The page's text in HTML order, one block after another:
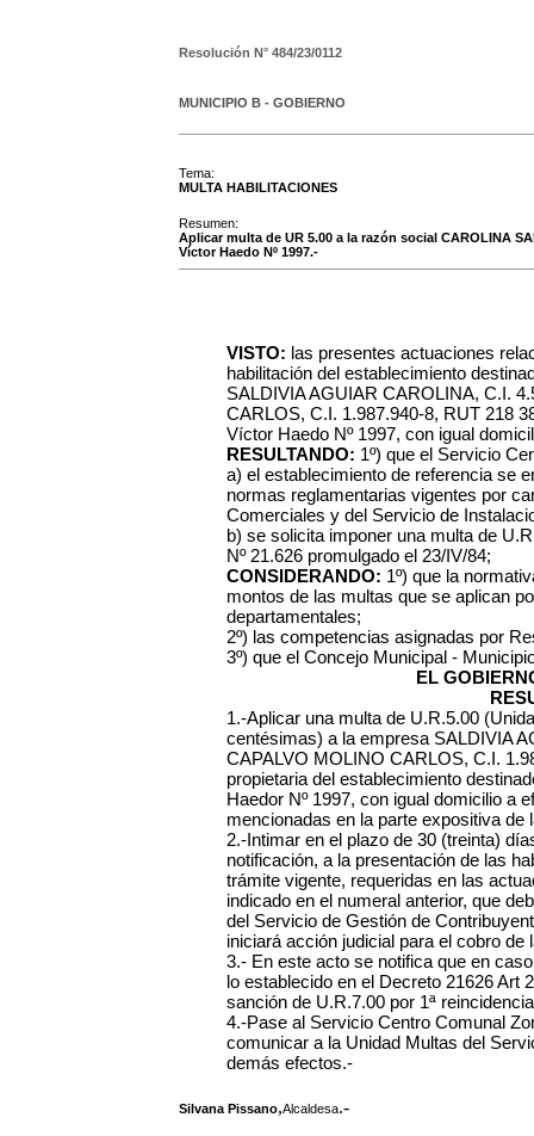
Resolución N° 484/23/0112
MUNICIPIO B - GOBIERNO
Tema:
MULTA HABILITACIONES
Resumen:
Aplicar multa de UR 5.00 a la razón social CAROLINA
Víctor Haedo Nº 1997.-
VISTO: las presentes actuaciones
habilitación del establecimiento
SALDIVIA AGUIAR CAROLINA, C.I.
CARLOS, C.I. 1.987.940-8, RUT 218
Víctor Haedo Nº 1997, con igual
RESULTANDO: 1º) que el Servicio
a) el establecimiento de referencia se
normas reglamentarias vigentes por
Comerciales y del Servicio de
b) se solicita imponer una multa de
Nº 21.626 promulgado el 23/IV/84;
CONSIDERANDO: 1º) que la
montos de las multas que se aplican
departamentales;
2º) las competencias asignadas por
3º) que el Concejo Municipal -
EL
1.-Aplicar una multa de U.R.5.00
centésimas) a la empresa SALDIVIA
CAPALVO MOLINO CARLOS, C.I.
propietaria del establecimiento
Haedor Nº 1997, con igual domicilio a
mencionadas en la parte expositiva de
2.-Intimar en el plazo de 30 (treinta)
notificación, a la presentación de las
trámite vigente, requeridas en las
indicado en el numeral anterior, que
del Servicio de Gestión de
iniciará acción judicial para el cobro de
3.- En este acto se notifica que en
lo establecido en el Decreto 21626 Art
sanción de U.R.7.00 por 1ª
4.-Pase al Servicio Centro Comunal
comunicar a la Unidad Multas del
demás efectos.-
Silvana Pissano,Alcaldesa.-